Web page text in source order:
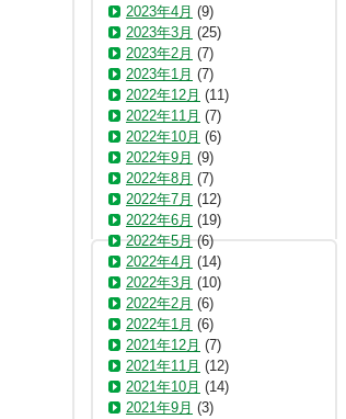
2023年4月 (9)
2023年3月 (25)
2023年2月 (7)
2023年1月 (7)
2022年12月 (11)
2022年11月 (7)
2022年10月 (6)
2022年9月 (9)
2022年8月 (7)
2022年7月 (12)
2022年6月 (19)
2022年5月 (6)
2022年4月 (14)
2022年3月 (10)
2022年2月 (6)
2022年1月 (6)
2021年12月 (7)
2021年11月 (12)
2021年10月 (14)
2021年9月 (3)